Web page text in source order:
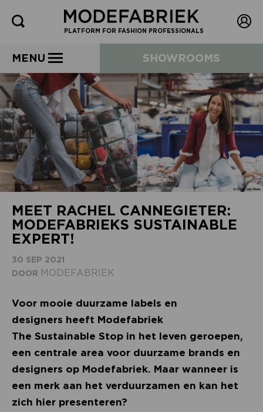
PLATFORM FOR FASHION PROFESSIONALS
MENU SHOWROOMS
MEET RACHEL CANNEGIETER:
MODEFABRIEKS SUSTAINABLE
EXPERT!
30 SEP 2021
DOOR MODEFABRIEK
Voor mooie duurzame labels en
designers heeft Modefabriek
The Sustainable Stop in het leven geroepen,
een centrale area voor duurzame brands en
designers op Modefabriek. Maar wanneer is
een merk aan het verduurzamen en kan het
zich hier presenteren?